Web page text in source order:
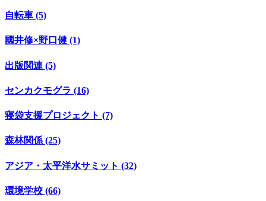
自転車 (5)
國井修×野口健 (1)
出版関連 (5)
センカクモグラ (16)
寝袋支援プロジェクト (7)
森林関係 (25)
アジア・太平洋水サミット (32)
環境学校 (66)